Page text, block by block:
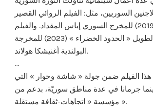
السوريين، مثل: الفيلم الروائي القصير
« الحظيرة » (2019) للمخرج السوري إياس المقداد. والفيلم
الروائي الطويل « الحدود الخضراء » (2023) للمخرجة
البولندية أغنيشكا هولاند.
…
الفيلم ضمن جولة « شاشة وحوار » التي
جرمانا في عدة مناطق سوريّة، بدعم من
مؤسسة « اتجاهات-ثقافة مستقلة ».